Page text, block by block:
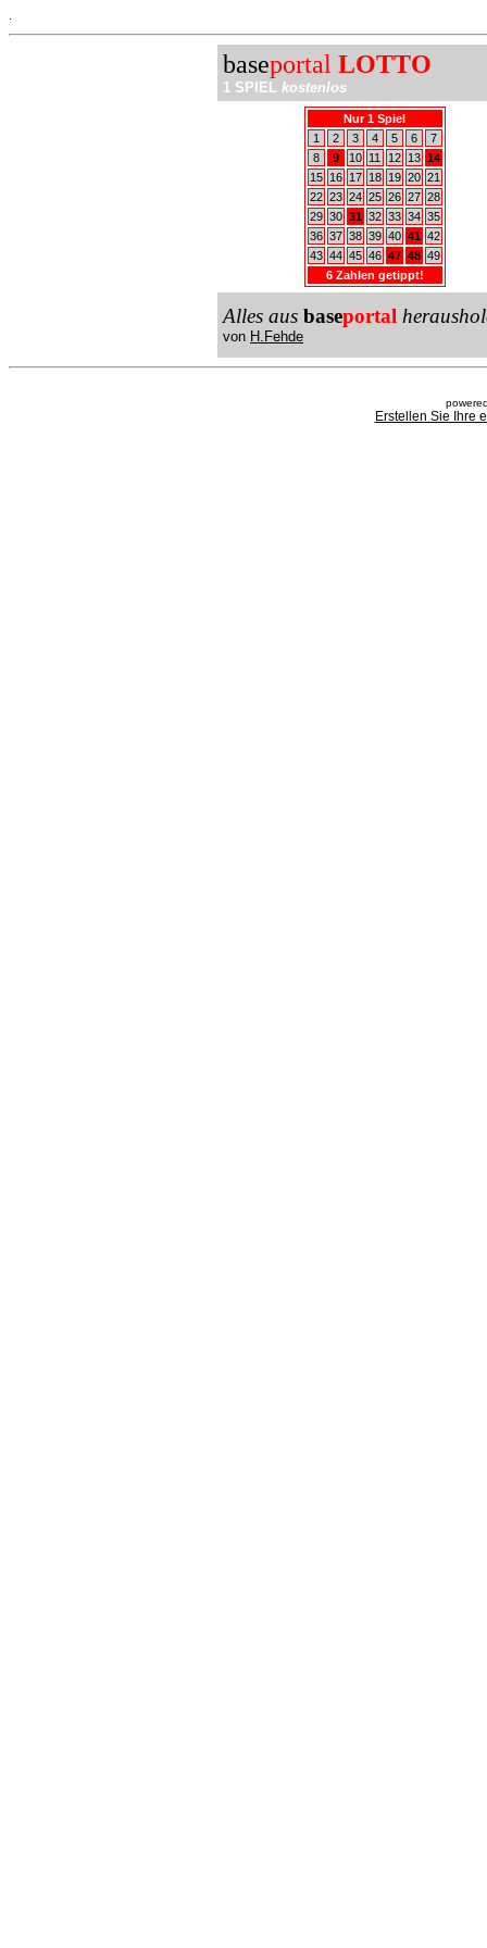
baseportal LOTTO
1 SPIEL kostenlos
Nur 1 Spiel
1
2 3 4 5 6
7
8
9 10 11 12 13 14
15
16 17 18 19 20 21
22 23 24 25 26 27 28
29 30 31 32 33 34 35
36 37 38 39 40 41 42
43 44 45 46 47 48 49
6 Zahlen getippt!
Alles aus baseportal
von H.Fehde
Erstellen Sie Ihre